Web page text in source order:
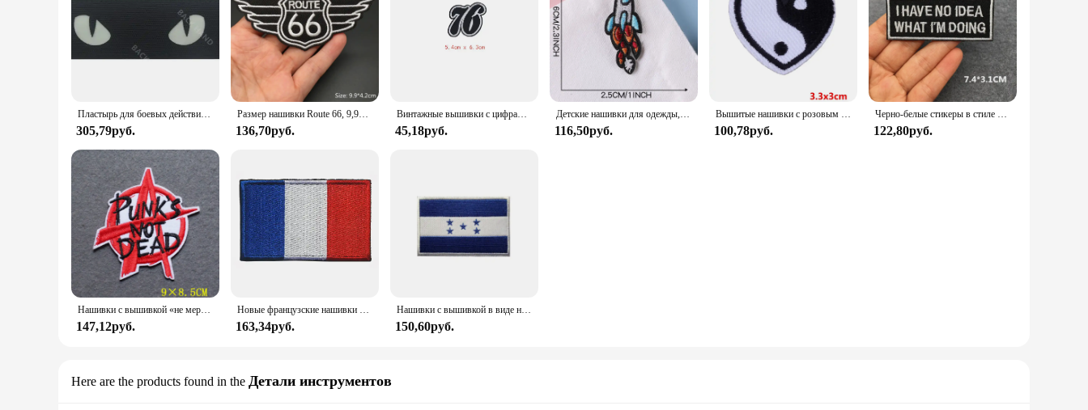
Пластырь для боевых действий «кошачий глаз»
305,79руб.
Размер нашивки Route 66, 9,9x4,2 см, железная нашивка для одежды, полосатая аппликация, наклейка для шитья одежды, украшение своими руками, значок с вышивкой
136,70руб.
Винтажные вышивки с цифрами, патчи с утюгом, США, первая эмблема, цифровая этикетка одежды, числовые значки, сделай сам, товары для шитья, оптовая продажа
45,18руб.
Детские нашивки для одежды, для мальчиков, с вышивкой в виде космической звезды, ракеты, НЛО, ТЕРМОколготки, Стич, милые дизайнерские куртки
116,50руб.
Вышитые нашивки с розовым черепом на одежде, сделай сам, панк, аппликация с животными, железные нашивки для одежды, наклейки в стиле хиппи, рок-байкер
100,78руб.
Черно-белые стикеры в стиле панк куртка вышитые нашивки для одежды панк нашивки одежда термоклейкие нашивки
122,80руб.
Нашивки с вышивкой «не мертвецы» на одежде
147,12руб.
Новые французские нашивки с инфракрасной вышивкой, Военная Тактическая нашивка, нейлоновые Светоотражающие эмблемы с французским флагом, вышитые значки
163,34руб.
Нашивки с вышивкой в виде национального флага США, Перу, Гондураса, Гватемалы, Сальвадора, тканевые нашивки с значком
150,60руб.
Here are the products found in the Детали инструментов